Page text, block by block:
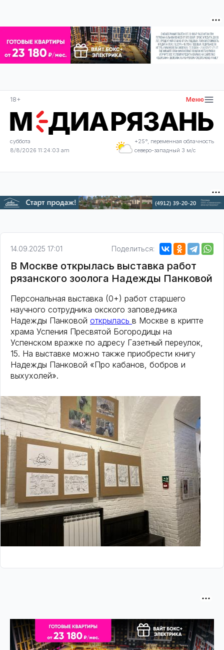
18+ Меню
суббота
8/8/2026 11:24:03 am
+25°, переменная облачность
северо-западный 3 м/с
14.09.2025 17:01 Поделиться:
В Москве открылась выставка работ
рязанского зоолога Надежды Панковой
Персональная выставка (0+) работ старшего
научного сотрудника окского заповедника
Надежды Панковой открылась в Москве в крипте
храма Успения Пресвятой Богородицы на
Успенском вражке по адресу Газетный переулок,
15. На выставке можно также приобрести книгу
Надежды Панковой «Про кабанов, бобров и
выхухолей».